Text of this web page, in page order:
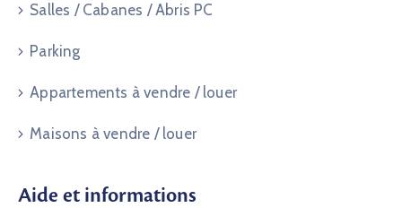
Salles / Cabanes / Abris PC
Parking
Appartements à vendre / louer
Maisons à vendre / louer
Aide et informations